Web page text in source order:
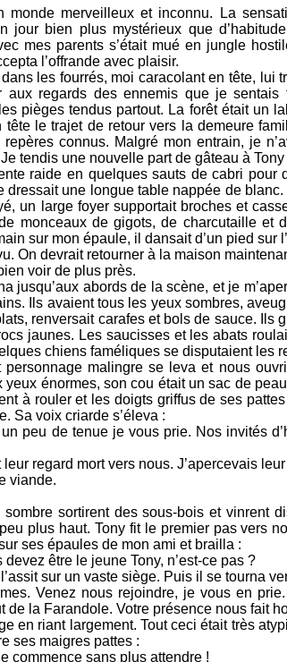
monde merveilleux et inconnu. La
jour bien plus mystérieux que
mes parents s’était mué en jungle
l’offrande avec plaisir.
les fourrés, moi caracolant en tête, lui
aux regards des ennemis que je
pièges tendus partout. La forêt était un
tête le trajet de retour vers la demeure
repères connus. Malgré mon entrain, je
tendis une nouvelle part de gâteau à
raide en quelques sauts de cabri pour
dressait une longue table nappée de
un large foyer supportait broches et
monceaux de gigots, de charcutaille et
sur mon épaule, il dansait d’un pied sur
On devrait retourner à la maison
voir de plus près.
jusqu’aux abords de la scène, et je
Ils avaient tous les yeux sombres,
renversait carafes et bols de sauce. Ils
jaunes. Les saucisses et les abats
chiens faméliques se disputaient les
personnage malingre se leva et nous
énormes, son cou était un sac de
à rouler et les doigts griffus de ses
Sa voix criarde s’éleva :
peu de tenue je vous prie. Nos invités
regard mort vers nous. J’apercevais
viande.
sortirent des sous-bois et vinrent
plus haut. Tony fit le premier pas vers
ses épaules de mon ami et brailla :
être le jeune Tony, n’est-ce pas ?
l’assit sur un vaste siège. Puis il se tourna
Venez nous rejoindre, je vous en
de la Farandole. Votre présence nous fait
en riant largement. Tout ceci était très
ses maigres pattes :
commence sans plus attendre !